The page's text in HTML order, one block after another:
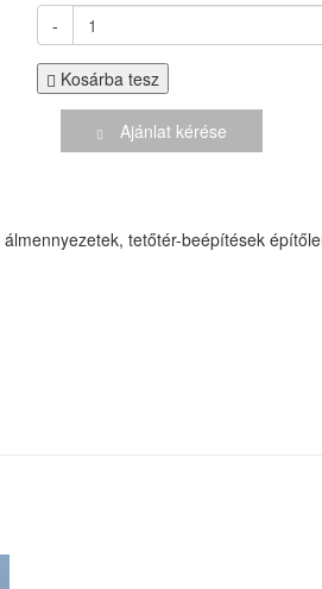
-
Kosárba tesz
Ajánlat kérése
tetőtér-beépítések